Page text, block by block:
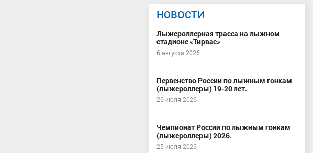
НОВОСТИ
Лыжероллерная трасса на лыжном
стадионе «Тирвас»
6 августа 2026
Первенство России по лыжным гонкам
(лыжероллеры) 19-20 лет.
26 июля 2026
Чемпионат России по лыжным гонкам
(лыжероллеры) 2026.
25 июля 2026